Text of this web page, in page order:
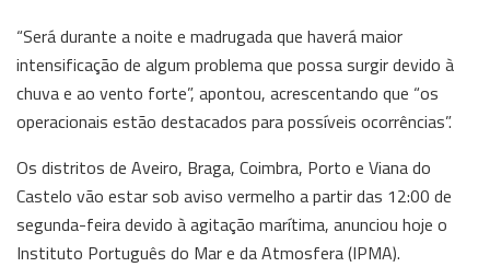
“Será durante a noite e madrugada que haverá maior
intensificação de algum problema que possa surgir devido à
chuva e ao vento forte”, apontou, acrescentando que “os
operacionais estão destacados para possíveis ocorrências”.
Os distritos de Aveiro, Braga, Coimbra, Porto e Viana do
Castelo vão estar sob aviso vermelho a partir das 12:00 de
segunda-feira devido à agitação marítima, anunciou hoje o
Instituto Português do Mar e da Atmosfera (IPMA).